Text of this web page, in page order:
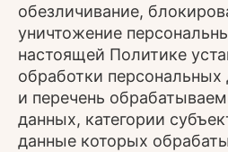
обезличивание,
уничтожение
настоящей Политике
обработки персональных
и перечень
данных, категории
данные которых